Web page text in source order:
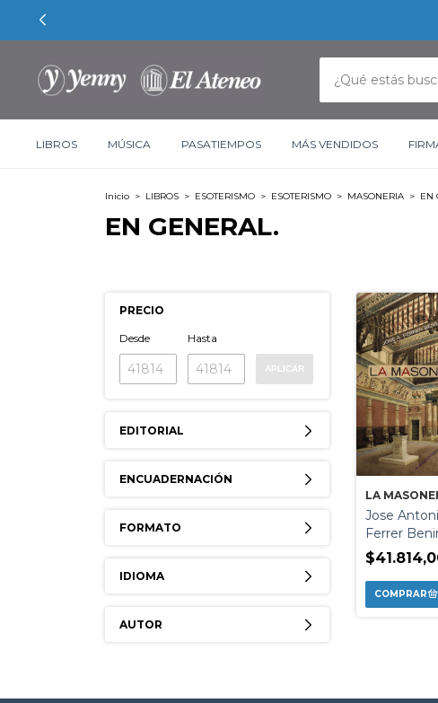
LIBROS MÚSICA PASATIEMPOS MÁS VENDIDOS
Inicio > LIBROS > ESOTERISMO > ESOTERISMO > MASONERIA > EN
EN GENERAL.
PRECIO
Desde Hasta
APLICAR
EDITORIAL
ENCUADERNACIÓN
FORMATO
IDIOMA
AUTOR
LA
Jose
Ferrer